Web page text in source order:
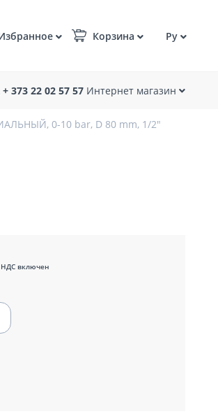
Корзина Ру
+ 373 22 02 57 57 Интернет магазин
0-10 bar, D 80 mm, 1/2"
НДС включен